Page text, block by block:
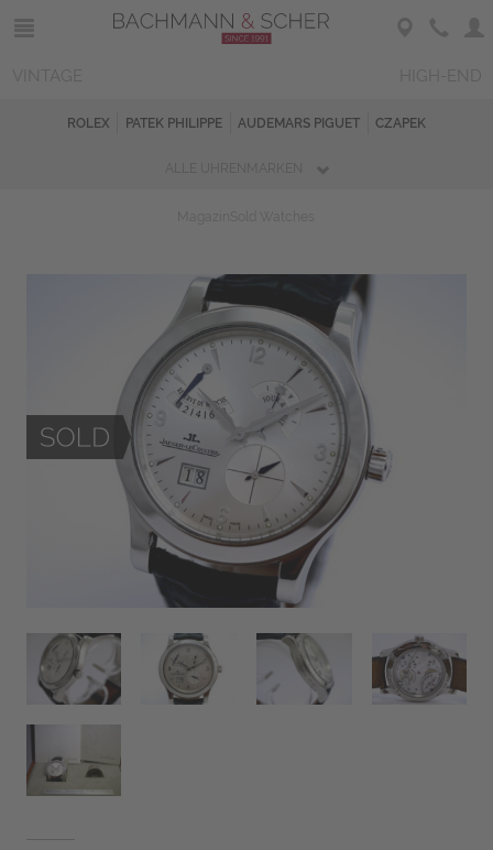
ROLEX PATEK PHILIPPE AUDEMARS PIGUET CZAPEK